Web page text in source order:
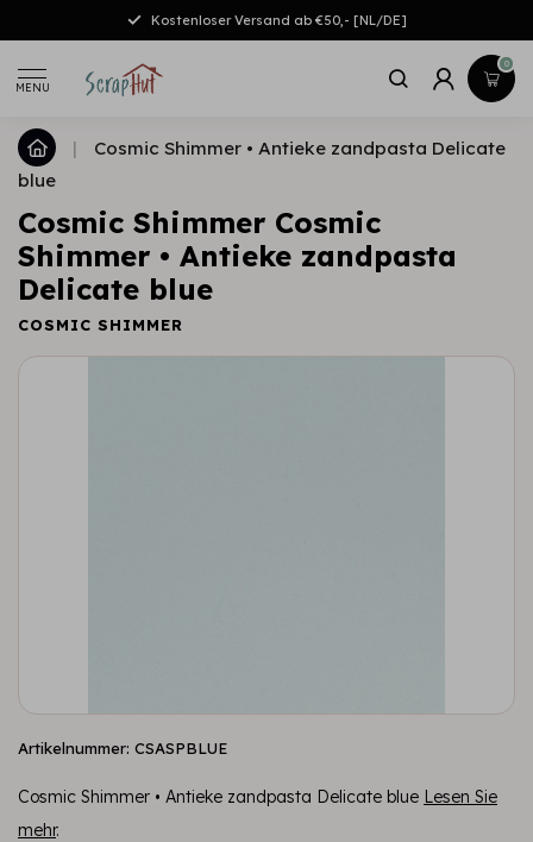
Kostenloser Versand ab €50,- [NL/DE]
MENU
0
|
Cosmic Shimmer • Antieke zandpasta Delicate
blue
Cosmic Shimmer Cosmic
Shimmer • Antieke zandpasta
Delicate blue
COSMIC SHIMMER
Artikelnummer: CSASPBLUE
Cosmic Shimmer • Antieke zandpasta Delicate blue Lesen Sie
mehr.